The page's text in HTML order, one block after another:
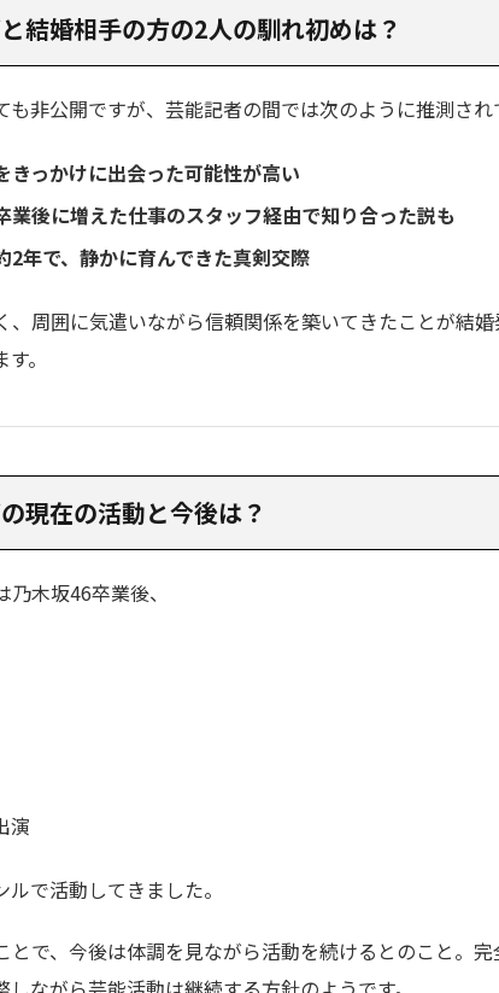
結婚相手の方の2人の馴れ初めは？
も非公開ですが、芸能記者の間では次のように推測され
きっかけに出会った可能性が高い
業後に増えた仕事のスタッフ経由で知り合った説も
2年で、静かに育んできた真剣交際
、周囲に気遣いながら信頼関係を築いてきたことが結
。
現在の活動と今後は？
木坂46卒業後、
演
で活動してきました。
とで、今後は体調を見ながら活動を続けるとのこと。